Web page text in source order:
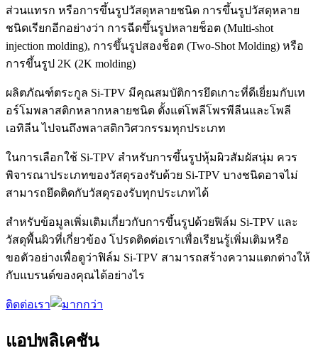
ส่วนแทรก หรือการขึ้นรูปวัสดุหลายชนิด การขึ้นรูปวัสดุหลาย
ชนิดเรียกอีกอย่างว่า การฉีดขึ้นรูปหลายช็อต (Multi-shot
injection molding), การขึ้นรูปสองช็อต (Two-Shot Molding) หรือ
การขึ้นรูป 2K (2K molding)
ผลิตภัณฑ์ตระกูล Si-TPV มีคุณสมบัติการยึดเกาะที่ดีเยี่ยมกับเท
อร์โมพลาสติกหลากหลายชนิด ตั้งแต่โพลีโพรพีลีนและโพลี
เอทิลีน ไปจนถึงพลาสติกวิศวกรรมทุกประเภท
ในการเลือกใช้ Si-TPV สำหรับการขึ้นรูปหุ้มผิวสัมผัสนุ่ม ควร
พิจารณาประเภทของวัสดุรองรับด้วย Si-TPV บางชนิดอาจไม่
สามารถยึดติดกับวัสดุรองรับทุกประเภทได้
สำหรับข้อมูลเพิ่มเติมเกี่ยวกับการขึ้นรูปด้วยฟิล์ม Si-TPV และ
วัสดุพื้นผิวที่เกี่ยวข้อง โปรดติดต่อเราเพื่อเรียนรู้เพิ่มเติมหรือ
ขอตัวอย่างเพื่อดูว่าฟิล์ม Si-TPV สามารถสร้างความแตกต่างให้
กับแบรนด์ของคุณได้อย่างไร
ติดต่อเรา
แอปพลิเคชัน